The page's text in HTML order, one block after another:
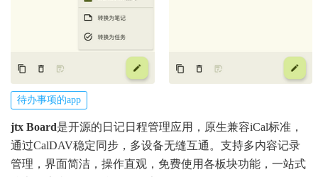
待办事项的app
jtx Board是开源的日记日程管理应用，原生兼容iCal标准，
通过CalDAV稳定同步，多设备无缝互通。支持多内容记录
管理，界面简洁，操作直观，免费使用各板块功能，一站式